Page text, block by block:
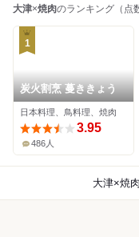
大津×焼肉のランキング（点
1
炭火割烹 蔓ききょう
日本料理、鳥料理、焼肉
3.95
486人
大津×焼肉